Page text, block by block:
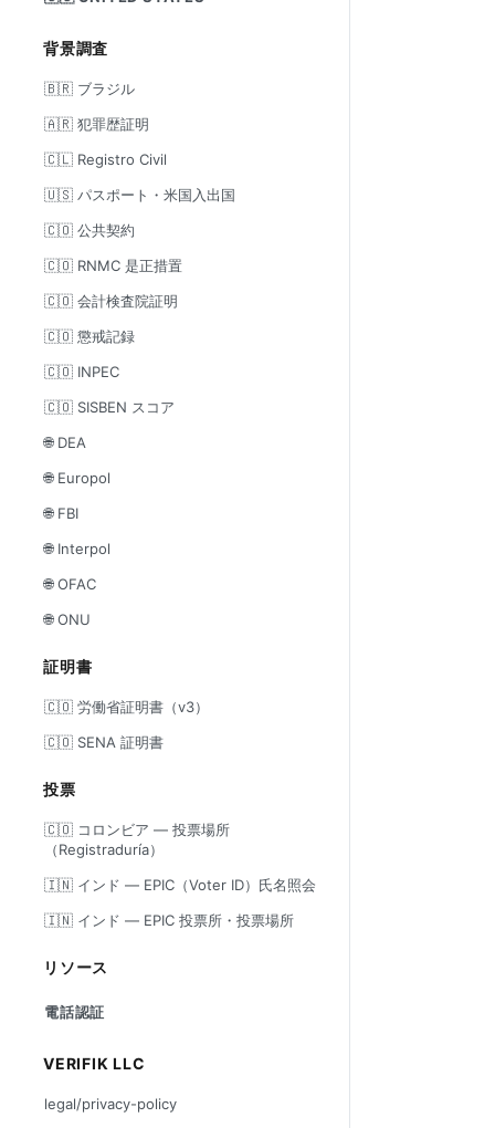
背景調査
🇧🇷 ブラジル
🇦🇷 犯罪歴証明
🇨🇱 Registro Civil
🇺🇸 パスポート・米国入出国
🇨🇴 公共契約
🇨🇴 RNMC 是正措置
🇨🇴 会計検査院証明
🇨🇴 懲戒記録
🇨🇴 INPEC
🇨🇴 SISBEN スコア
🌐 DEA
🌐 Europol
🌐 FBI
🌐 Interpol
🌐 OFAC
🌐 ONU
証明書
🇨🇴 労働省証明書（v3）
🇨🇴 SENA 証明書
投票
🇨🇴 コロンビア — 投票場所
（Registraduría）
🇮🇳 インド — EPIC（Voter ID）氏名照会
🇮🇳 インド — EPIC 投票所・投票場所
リソース
電話認証
VERIFIK LLC
legal/privacy-policy